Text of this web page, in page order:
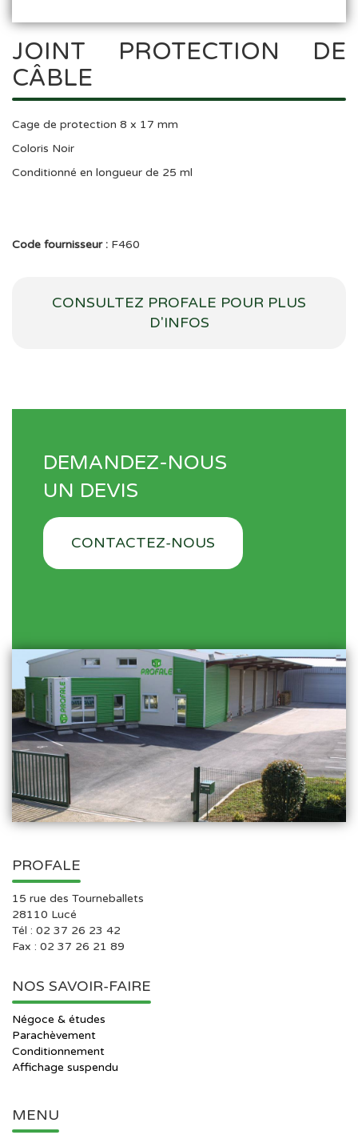
JOINT PROTECTION DE
CÂBLE
Cage de protection 8 x 17 mm
Coloris Noir
Conditionné en longueur de 25 ml
Code fournisseur : F460
CONSULTEZ PROFALE POUR PLUS
D'INFOS
DEMANDEZ-NOUS
UN DEVIS
CONTACTEZ-NOUS
PROFALE
15 rue des Tourneballets
28110 Lucé
Tél : 02 37 26 23 42
Fax : 02 37 26 21 89
NOS SAVOIR-FAIRE
Négoce & études
Parachèvement
Conditionnement
Affichage suspendu
MENU